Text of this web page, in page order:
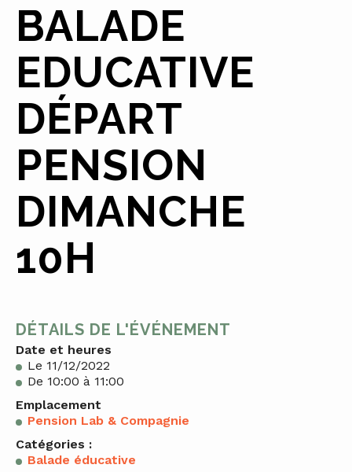
BALADE
EDUCATIVE
DÉPART
PENSION
DIMANCHE
10H
DÉTAILS DE L'ÉVÉNEMENT
Date et heures
Le 11/12/2022
De 10:00 à 11:00
Emplacement
Pension Lab & Compagnie
Catégories :
Balade éducative